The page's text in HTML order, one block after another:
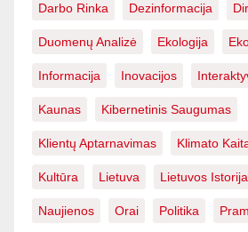
Darbo Rinka Dezinformacija
Duomenų Analizė Ekologija
Informacija Inovacijos
Kaunas Kibernetinis Saugumas
Klientų Aptarnavimas Klimato
Kultūra Lietuva Lietuvos Istorija
Naujienos Orai Politika